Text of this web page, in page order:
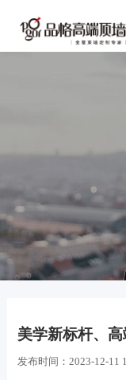
美学新标杆、
发布时间： 2023-12-11